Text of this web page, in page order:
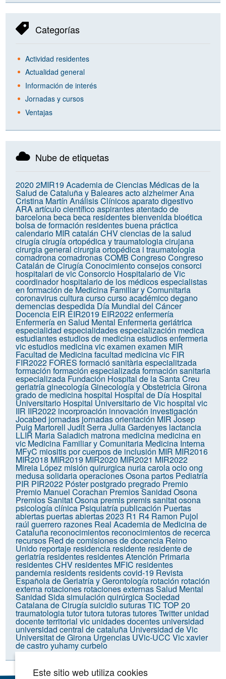
Categorías
Actividad residentes
Actualidad general
Información de interés
Jornadas y cursos
Ventajas
Nube de etiquetas
2020 2MIR19 Academia de Ciencias Médicas de la
Salud de Cataluña y BalearesactoalzheimerAna
Cristina Martín Análisis Clínicosaparato digestivo
ARAartículo científicoaspirantesatentado de
barcelonabecabeca residentesbienvenidabioética
bolsa de formación residentesbuena práctica
calendario MIR catalán CHVciencias de la salud
cirugíacirugía ortopédica y traumatologiacirujana
cirurgia general cirurgia ortopédica i traumatologia
comadronacomadronasCOMB CongresoCongreso
Catalán de CirugíaConocimientoconsejosconsorci
hospitalari de vicConsorcio Hospitalario de Vic
coordinador hospitalario de los médicos especialistas
en formación de Medicina Familiar y Comunitaria
coronavirusculturacursocurso académicodegano
demenciasdespedida Día Mundial del Cáncer
Docencia EIR EIR2019 EIR2022enfermería
Enfermería en Salud Mental Enfermeria geriátrica
especialidad especialidadesespecialización medica
estudiantesestudios de medicinaestudios enfermeria
vicestudios medicina vicexamen examen MIR
Facultad de Medicinafacultad medicina vic FIR
FIR2022 FORES formació sanitària especialitzada
formación formación especializadaformación sanitaria
especializada Fundación Hospital de la Santa Creu
geriatríaginecologíaGinecología y ObstetriciaGirona
grado de medicina hospital Hospital de Día Hospital
Universitario Hospital Universitario de Vic hospital vic
IIR IIR2022 incorproación innovación investigación
Jocabed jornadas jornadas orientación MIR Josep
Puig Martorell Judit SerraJulia Gardenyes lactancia
LLIR Maria Saladich matrona medicina medicina en
vic Medicina Familiar y Comunitaria Medicina Interna
MFyC miositis por cuerpos de inclusión MIR MIR2016
MIR2018 MIR2019 MIR2020 MIR2021 MIR2022
Mireia López misión quirurgica nuria carolaocioong
medusa solidariaoperacionesOsonapartos Pediatría
PIR PIR2022 Pósterpostgradopregrado Premio
Premio Manuel Corachan Premios Sanidad Osona
Premios Sanitat Osonapremispremis sanitat osona
psicología clínica Psiquiatríapublicación Puertas
abiertaspuertas abiertas 2023 R1 R4 Ramon Pujol
raúl guerrero razones Real Academia de Medicina de
Cataluña reconocimientos reconocimientos de recerca
recursos Red de comisiones de docencia Reino
Unido reportaje residencia residente residente de
geriatríaresidentes residentes Atención Primaria
residentes CHV residentes MFIC residentes
pandemia residents residents covid-19 Revista
Española de Geriatría y Gerontología rotación rotación
externa rotaciones rotaciones externasSalud Mental
Sanidad Sidasimulación quirúrgicaSociedad
Catalana de CirugíasuicidiosuturasTIC TOP 20
traumatologiatutortutoratutorastutoresTwitter unidad
docente territorial vic unidades docentes universidad
universidad central de cataluña Universidad de Vic
Universitat de Girona Urgencias UVic-UCC Vicxavier
de castroyuhamy curbelo
Este sitio web utiliza cookies